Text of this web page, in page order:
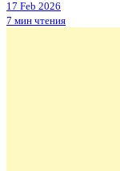
17 Feb 2026
7 мин чтения